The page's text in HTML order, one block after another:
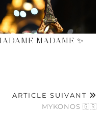
MADAME ✨
ARTICLE SUIVANT
MYKONOS 🇬🇷